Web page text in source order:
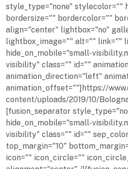
style_type="none" stylecolor=""
bordersize="" bordercolor=""
align="center" lightbox="no"
lightbox_image="" alt="" link=""
hide_on_mobile="small-
visibility" class="" id=""
animation_direction="left"
animation_offset=""]https://
content/uploads/2019/10/
[fusion_separator
hide_on_mobile="small-
visibility" class="" id=""
top_margin="10"
icon="" icon_circle=""